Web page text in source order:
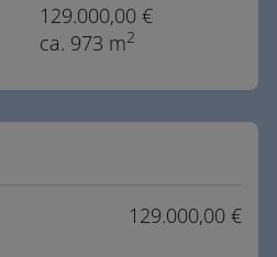
129.000,00 €
ca. 973 m2
129.000,00 €